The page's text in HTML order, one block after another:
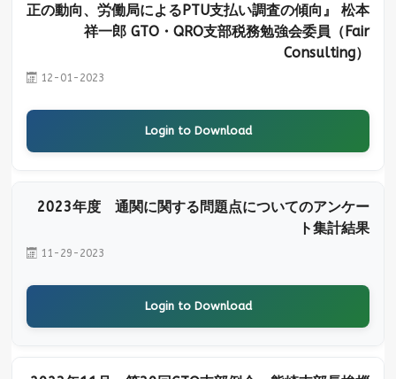
正の動向、労働局によるPTU支払い調査の傾向』 松本
祥一郎 GTO・QRO支部税務勉強会委員（Fair
Consulting）
12-01-2023
Login to Download
2023年度 通関に関する問題点についてのアンケー
ト集計結果
11-29-2023
Login to Download